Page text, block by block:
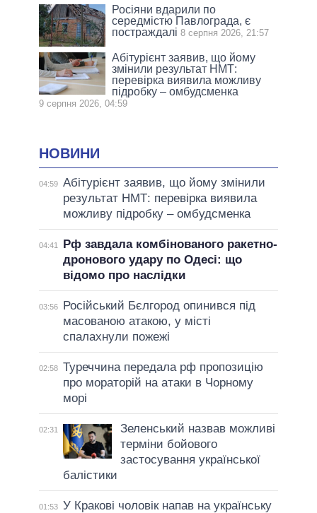
Росіяни вдарили по
середмістю Павлограда, є
постраждалі 8 серпня 2026, 21:57
Абітурієнт заявив, що йому
змінили результат НМТ:
перевірка виявила можливу
підробку – омбудсменка
9 серпня 2026, 04:59
НОВИНИ
04:59 Абітурієнт заявив, що йому змінили
результат НМТ: перевірка виявила
можливу підробку – омбудсменка
04:41
Рф завдала комбінованого ракетно-
дронового удару по Одесі: що
відомо про наслідки
03:56
Російський Бєлгород опинився під
масованою атакою, у місті
спалахнули пожежі
02:58 Туреччина передала рф пропозицію
про мораторій на атаки в Чорному
морі
02:31
Зеленський назвав можливі
терміни бойового
застосування української
балістики
01:53 У Кракові чоловік напав на українську